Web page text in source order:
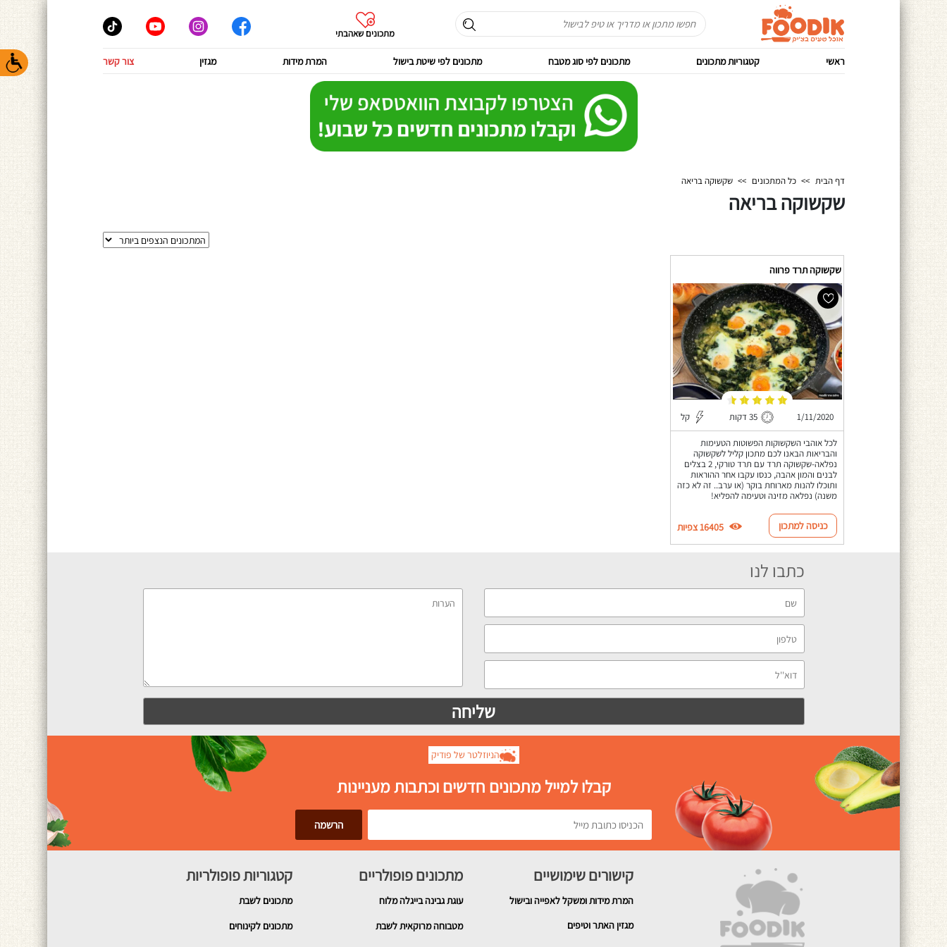
מתכונים שאהבתי
ראשי קטגוריות מתכונים מתכונים לפי סוג מטבח מתכונים לפי שיטת בישול המרת מידות מגזין צור קשר
דף הבית >> כל המתכונים >> שקשוקה בריאה
שקשוקה בריאה
שקשוקה תרד פרווה
1/11/2020 35 דקות קל
לכל אוהבי השקשוקות הפשוטות הטעימות
והבריאות הבאנו לכם מתכון קליל לשקשוקה
נפלאה-שקשוקה תרד עם תרד טורקי, 2 בצלים
לבנים והמון אהבה, כנסו עקבו אחר ההוראות
ותוכלו להנות מארוחת בוקר (או ערב.. זה לא כזה
משנה) נפלאה מזינה וטעימה להפליא!
כניסה למתכון 16405 צפיות
כתבו לנו
הניוזלטר של פודיק
קבלו למייל מתכונים חדשים וכתבות מעניינות
קישורים שימושיים
המרת מידות ומשקל לאפייה ובישול
מגזין האתר וטיפים
מתכונים פופולריים
עוגת גבינה בייגלה מלוח
מטבוחה מרוקאית לשבת
קטגוריות פופולריות
מתכונים לשבת
מתכונים לקינוחים